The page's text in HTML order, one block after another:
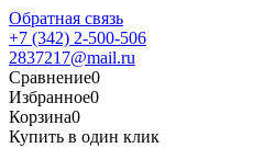
Обратная связь
+7 (342) 2-500-506
2837217@mail.ru
Сравнение0
Избранное0
Корзина0
Купить в один клик